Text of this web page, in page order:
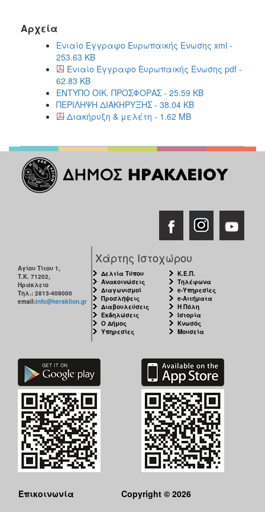
Αρχεία
Ενιαίο Έγγραφο Ευρωπαικής Ενωσης xml -
253.63 KB
Ενιαίο Έγγραφο Ευρωπαικής Ενωσης pdf -
62.83 KB
ΕΝΤΥΠΟ ΟΙΚ. ΠΡΟΣΦΟΡΑΣ - 25.59 KB
ΠΕΡΙΛΗΨΗ ΔΙΑΚΗΡΥΞΗΣ - 38.04 KB
Διακήρυξη & μελέτη - 1.62 MB
Αγίου Τίτου 1,
Τ.Κ. 71202,
Ηράκλειο
Τηλ.: 2813-409000
email:info@heraklion.gr
Χάρτης Ιστοχώρου
Δελτία Τύπου
Ανακοινώσεις
Διαγωνισμοί
Προσλήψεις
Διαβουλεύσεις
Εκδηλώσεις
Ο Δήμος
Υπηρεσίες
Κ.Ε.Π.
Τηλέφωνα
e-Υπηρεσίες
e-Αιτήματα
Η Πόλη
Ιστορία
Κνωσός
Μουσεία
Επικοινωνία
Copyright © 2026